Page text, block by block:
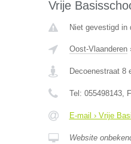
Vrije
Niet gevestigd in
Oost-Vlaanderen
Decoenestraat 8
Tel: 055498143,
E-mail › Vrije
Website